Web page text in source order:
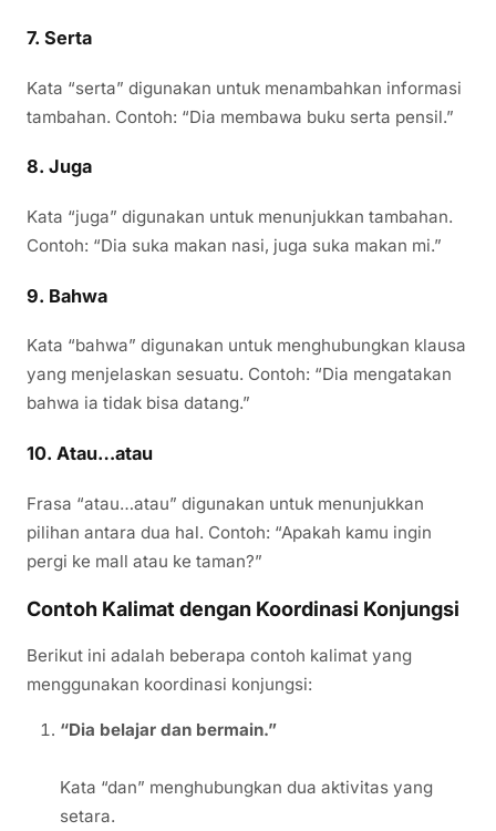
7. Serta
Kata “serta” digunakan untuk menambahkan informasi
tambahan. Contoh: “Dia membawa buku serta pensil.”
8. Juga
Kata “juga” digunakan untuk menunjukkan tambahan.
Contoh: “Dia suka makan nasi, juga suka makan mi.”
9. Bahwa
Kata “bahwa” digunakan untuk menghubungkan klausa
yang menjelaskan sesuatu. Contoh: “Dia mengatakan
bahwa ia tidak bisa datang.”
10. Atau…atau
Frasa “atau…atau” digunakan untuk menunjukkan
pilihan antara dua hal. Contoh: “Apakah kamu ingin
pergi ke mall atau ke taman?”
Contoh Kalimat dengan Koordinasi Konjungsi
Berikut ini adalah beberapa contoh kalimat yang
menggunakan koordinasi konjungsi:
“Dia belajar dan bermain.”
Kata “dan” menghubungkan dua aktivitas yang
setara.